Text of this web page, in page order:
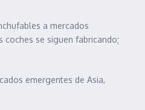
a mercados
se siguen fabricando;
emergentes de Asia,